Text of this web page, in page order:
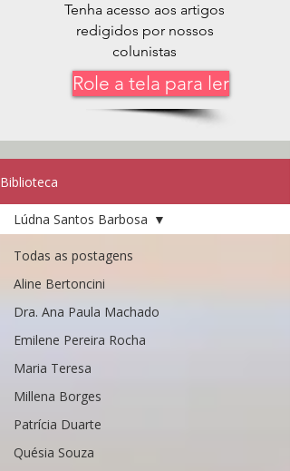
Tenha acesso aos artigos
redigidos por nossos
colunistas
Role a tela para ler
Biblioteca
Todas as postagens
Aline Bertoncini
Dra. Ana Paula Machado
Emilene Pereira Rocha
Maria Teresa
Millena Borges
Patrícia Duarte
Quésia Souza
Lúdna Santos Barbosa